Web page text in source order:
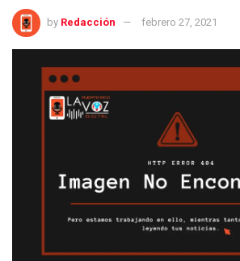
by Redacción febrero 27, 2021